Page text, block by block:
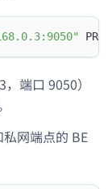
端口 9050）
网端点的 BE